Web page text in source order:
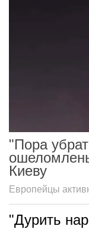
"Пора
Киеву
Европейцы
"Дурить